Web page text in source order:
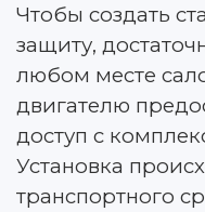
Чтобы создать
защиту,
любом месте
двигателю
доступ с
Установка
транспортного